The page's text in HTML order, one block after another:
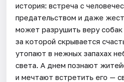
история: встреча с
предательством и даже
может разрушить веру
за которой скрывается
утопают в нежных запахах
света. А днем познают
и мечтают встретить его —